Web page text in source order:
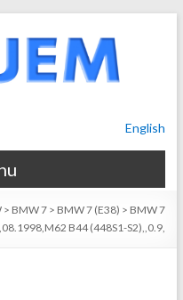
English
> BMW 7 > BMW 7 (E38) > BMW 7
B44 (448S1-S2),,0.9,